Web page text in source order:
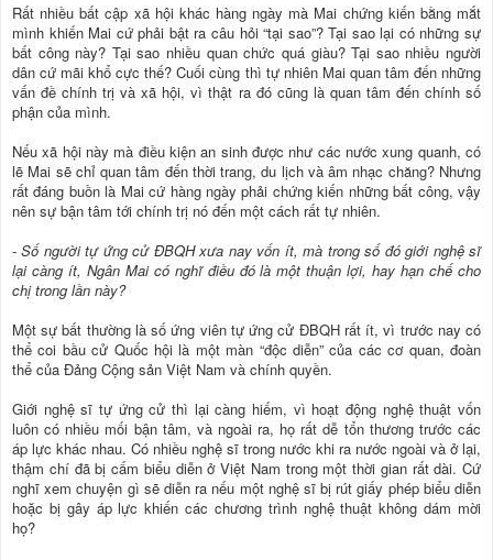
Rất nhiều bất cập xã hội khác hàng ngày mà Mai chứng kiến bằng mắt
mình khiến Mai cứ phải bật ra câu hỏi “tại sao”? Tại sao lại có những sự
bất công này? Tại sao nhiều quan chức quá giàu? Tại sao nhiều người
dân cứ mãi khổ cực thế? Cuối cùng thì tự nhiên Mai quan tâm đến những
vấn đề chính trị và xã hội, vì thật ra đó cũng là quan tâm đến chính số
phận của mình.
Nếu xã hội này mà điều kiện an sinh được như các nước xung quanh, có
lẽ Mai sẽ chỉ quan tâm đến thời trang, du lịch và âm nhạc chăng? Nhưng
rất đáng buồn là Mai cứ hàng ngày phải chứng kiến những bất công, vậy
nên sự bận tâm tới chính trị nó đến một cách rất tự nhiên.
- Số người tự ứng cử ĐBQH xưa nay vốn ít, mà trong số đó giới nghệ sĩ
lại càng ít, Ngân Mai có nghĩ điều đó là một thuận lợi, hay hạn chế cho
chị trong lần này?
Một sự bất thường là số ứng viên tự ứng cử ĐBQH rất ít, vì trước nay có
thể coi bầu cử Quốc hội là một màn “độc diễn” của các cơ quan, đoàn
thể của Đảng Cộng sản Việt Nam và chính quyền.
Giới nghệ sĩ tự ứng cử thì lại càng hiếm, vì hoạt động nghệ thuật vốn
luôn có nhiều mối bận tâm, và ngoài ra, họ rất dễ tổn thương trước các
áp lực khác nhau. Có nhiều nghệ sĩ trong nước khi ra nước ngoài và ở lại,
thậm chí đã bị cấm biểu diễn ở Việt Nam trong một thời gian rất dài. Cứ
nghĩ xem chuyện gì sẽ diễn ra nếu một nghệ sĩ bị rút giấy phép biểu diễn
hoặc bị gây áp lực khiến các chương trình nghệ thuật không dám mời
họ?